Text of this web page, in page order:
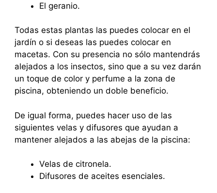
El geranio.
Todas estas plantas las puedes colocar en el
jardín o si deseas las puedes colocar en
macetas. Con su presencia no sólo mantendrás
alejados a los insectos, sino que a su vez darán
un toque de color y perfume a la zona de
piscina, obteniendo un doble beneficio.
De igual forma, puedes hacer uso de las
siguientes velas y difusores que ayudan a
mantener alejados a las abejas de la piscina:
Velas de citronela.
Difusores de aceites esenciales.